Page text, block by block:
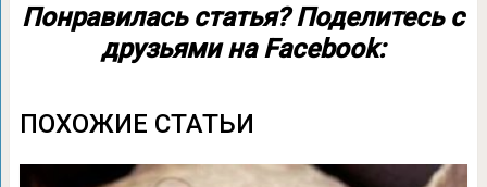
Понравилась статья? Поделитесь с
друзьями на Facebook:
ПОХОЖИЕ СТАТЬИ